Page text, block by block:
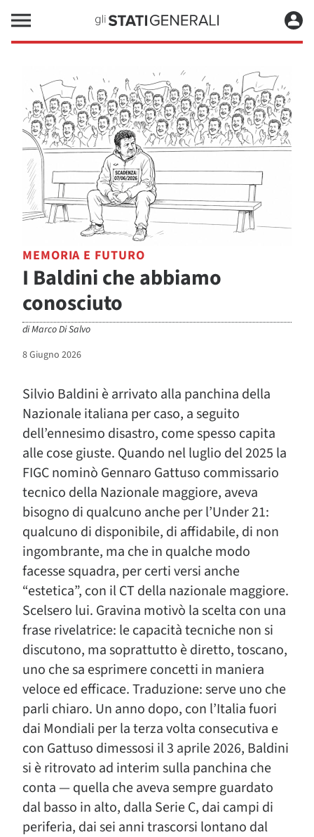
MEMORIA E FUTURO
I Baldini che abbiamo
conosciuto
diMarco Di Salvo
8 Giugno 2026
Silvio Baldini è arrivato alla panchina della
Nazionale italiana per caso, a seguito
dell’ennesimo disastro, come spesso capita
alle cose giuste. Quando nel luglio del 2025 la
FIGC nominò Gennaro Gattuso commissario
tecnico della Nazionale maggiore, aveva
bisogno di qualcuno anche per l’Under 21:
qualcuno di disponibile, di affidabile, di non
ingombrante, ma che in qualche modo
facesse squadra, per certi versi anche
“estetica”, con il CT della nazionale maggiore.
Scelsero lui. Gravina motivò la scelta con una
frase rivelatrice: le capacità tecniche non si
discutono, ma soprattutto è diretto, toscano,
uno che sa esprimere concetti in maniera
veloce ed efficace. Traduzione: serve uno che
parli chiaro. Un anno dopo, con l’Italia fuori
dai Mondiali per la terza volta consecutiva e
con Gattuso dimessosi il 3 aprile 2026, Baldini
si è ritrovato ad interim sulla panchina che
conta — quella che aveva sempre guardato
dal basso in alto, dalla Serie C, dai campi di
periferia, dai sei anni trascorsi lontano dal